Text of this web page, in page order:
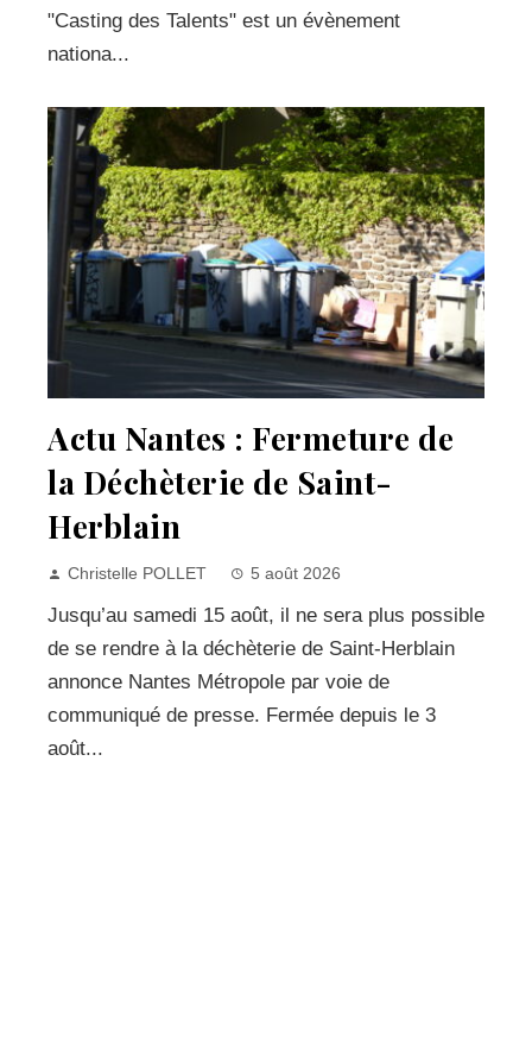
"Casting des Talents" est un évènement
nationa...
Actu Nantes : Fermeture de
la Déchèterie de Saint-
Herblain
Christelle POLLET 5 août 2026
Jusqu’au samedi 15 août, il ne sera plus possible
de se rendre à la déchèterie de Saint-Herblain
annonce Nantes Métropole par voie de
communiqué de presse. Fermée depuis le 3
août...